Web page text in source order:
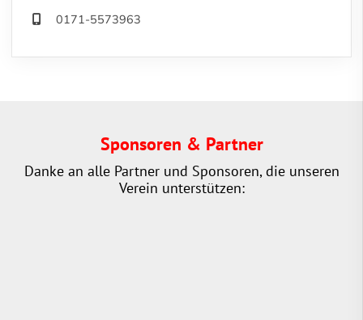
0171-5573963
Sponsoren & Partner
Danke an alle Partner und Sponsoren, die unseren
Verein unterstützen: